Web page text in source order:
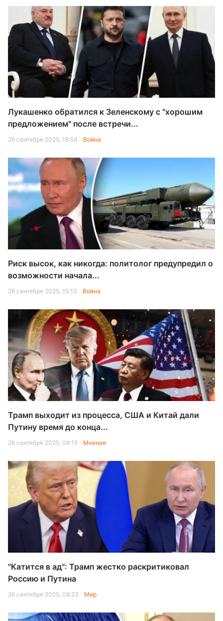
Лукашенко обратился к Зеленскому с "хорошим
предложением" после встречи...
26 сентября 2025, 18:54 Война
Риск высок, как никогда: политолог предупредил о
возможности начала...
26 сентября 2025, 15:13 Война
Трамп выходит из процесса, США и Китай дали
Путину время до конца...
26 сентября 2025, 09:15 Мнения
"Катится в ад": Трамп жестко раскритиковал
Россию и Путина
26 сентября 2025, 08:23 Мир